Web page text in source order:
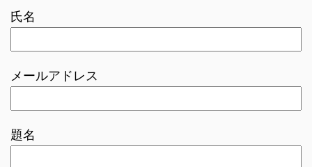
氏名
メールアドレス
題名